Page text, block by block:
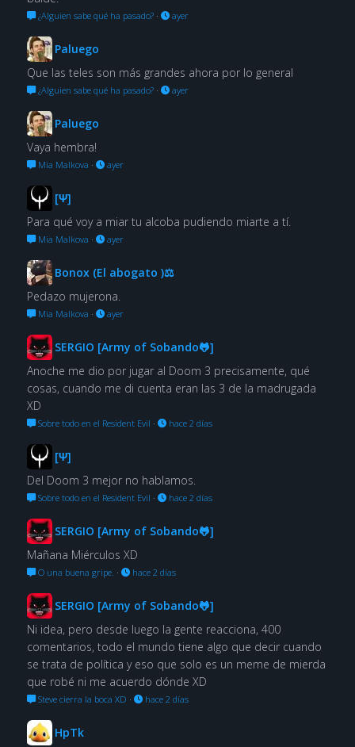
¿Alguien sabe qué ha pasado?· ayer
Paluego
Que las teles son más grandes ahora por lo general
¿Alguien sabe qué ha pasado?· ayer
Paluego
Vaya hembra!
Mia Malkova · ayer
[Ψ]
Para qué voy a miar tu alcoba pudiendo miarte a tí.
Mia Malkova · ayer
Bonox (El abogato )⚖
Pedazo mujerona.
Mia Malkova · ayer
SERGIO [Army of Sobando🐸]
Anoche me dio por jugar al Doom 3 precisamente, qué
cosas, cuando me di cuenta eran las 3 de la madrugada
XD
Sobre todo en el Resident Evil · hace 2 días
[Ψ]
Del Doom 3 mejor no hablamos.
Sobre todo en el Resident Evil · hace 2 días
SERGIO [Army of Sobando🐸]
Mañana Miérculos XD
O una buena gripe. · hace 2 días
SERGIO [Army of Sobando🐸]
Ni idea, pero desde luego la gente reacciona, 400
comentarios, todo el mundo tiene algo que decir cuando
se trata de política y eso que solo es un meme de mierda
que robé ni me acuerdo dónde XD
Steve cierra la boca XD · hace 2 días
HpTk